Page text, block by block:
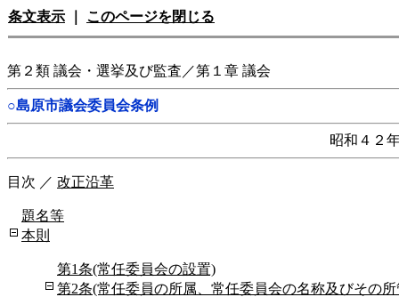
条文表示 このページを閉じる
第２類 議会・選挙及び監査／第１章 議会
○島原市議会委員会条例
昭和４２
目次 ／ 改正沿革
題名等
本則
第1条(常任委員会の設置)
第2条(常任委員の所属、常任委員会の名称及びその所